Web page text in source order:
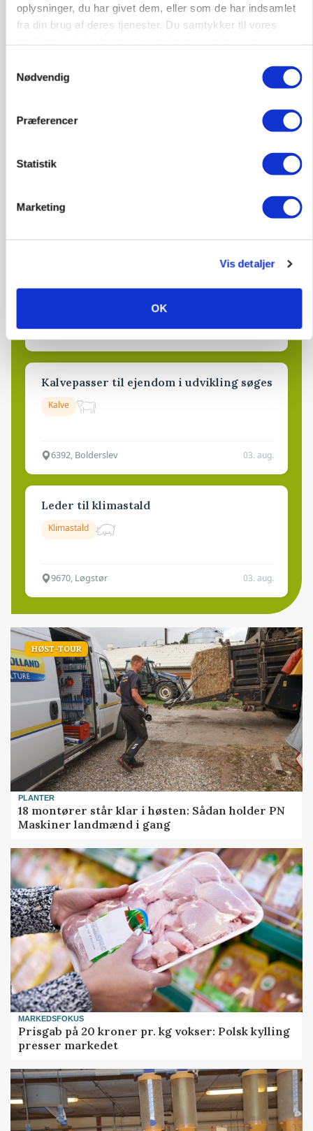
oplysninger, du har givet dem, eller som de har indsamlet
fra din brug af deres tjenester. Du samtykker til vores
Nødvendig
Præferencer
Statistik
Marketing
Vis detaljer
OK
Rørlægger / håndmand søges til
dræn/entreprenørarbejde.
4690, Haslev 06. aug.
4700, Næstved 03. aug.
Medarbejdere til griseproduktion
9681, Ranum 03. aug.
Kalvepasser til ejendom i udvikling søges
Kalve
6392, Bolderslev 03. aug.
Leder til klimastald
Klimastald
9670, Løgstør 03. aug.
HØST-TOUR
PLANTER
18 montører står klar i høsten: Sådan holder PN
Maskiner landmænd i gang
MARKEDSFOKUS
Prisgab på 20 kroner pr. kg vokser: Polsk kylling
presser markedet